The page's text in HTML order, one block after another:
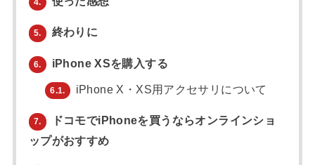
5. 終わりに
6. iPhone XSを購入する
6.1. iPhone X・XS用アクセサリについて
7.
ドコモでiPhoneを買うならオンラインショ
ップがおすすめ